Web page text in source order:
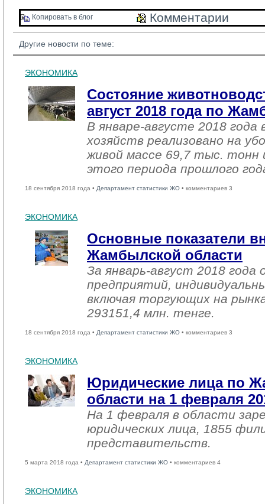
Копировать в блог Комментарии
Другие новости по теме:
ЭКОНОМИКА
Состояние
август 2018 года по
В январе-августе 2018 года
хозяйств реализовано на
живой массе 69,7 тыс. тонн
этого периода прошлого
18 сентября 2018 года • Департамент статистики ЖО • комментариев 3
ЭКОНОМИКА
Основные показатели
Жамбылской области
За январь-август 2018
предприятий,
включая торгующих на
293151,4 млн. тенге.
18 сентября 2018 года • Департамент статистики ЖО • комментариев 3
ЭКОНОМИКА
Юридические лица по
области на 1 февраля
На 1 февраля в области
юридических лица, 1855
представительств.
5 марта 2018 года • Департамент статистики ЖО • комментариев 4
ЭКОНОМИКА